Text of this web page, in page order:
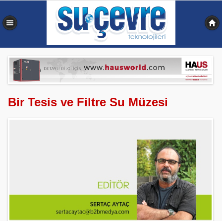
Bir Tesis ve Filtre Su Müzesi
0,336 sn